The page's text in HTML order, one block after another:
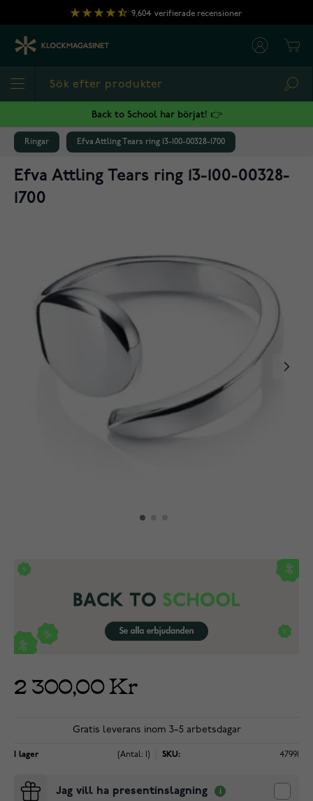
Hoppa till innehållet
9,604 verifierade recensioner
Back to School har börjat! 👉
Ringar Efva Attling Tears ring 13-100-00328-1700
Efva Attling Tears ring 13-100-00328-
1700
2 300,00 Kr
Gratis leverans inom 3–5 arbetsdagar
I lager (Antal: 1) SKU: 47991
Jag vill ha presentinslagning